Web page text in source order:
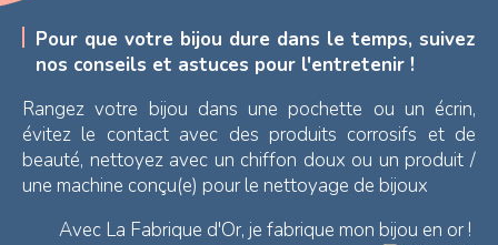
Pour que votre bijou dure dans le temps, suivez
nos conseils et astuces pour l'entretenir !
Rangez votre bijou dans une pochette ou un écrin,
évitez le contact avec des produits corrosifs et de
beauté, nettoyez avec un chiffon doux ou un produit /
une machine conçu(e) pour le nettoyage de bijoux
Avec La Fabrique d'Or, je fabrique mon bijou en or !